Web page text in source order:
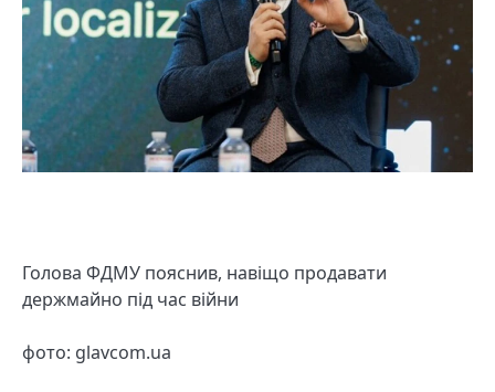
Голова ФДМУ пояснив, навіщо продавати
держмайно під час війни
фото: glavcom.ua